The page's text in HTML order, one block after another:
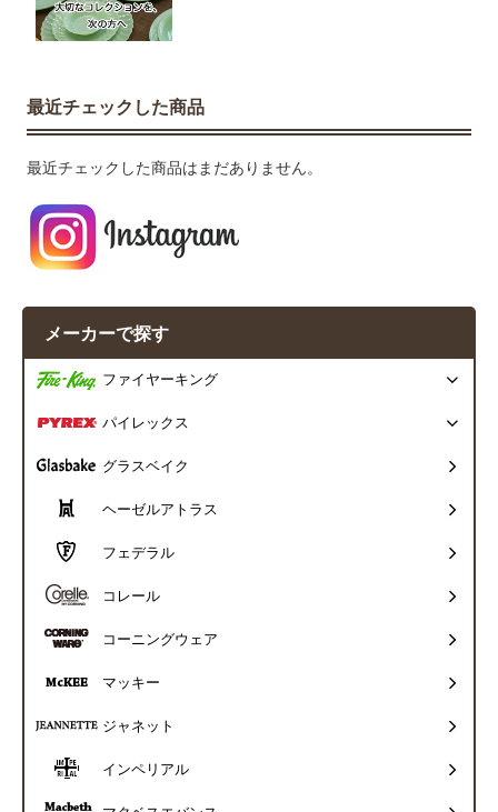
最近チェックした商品
最近チェックした商品はまだありません。
メーカーで探す
ファイヤーキング
パイレックス
グラスベイク
ヘーゼルアトラス
フェデラル
コレール
コーニングウェア
マッキー
ジャネット
インペリアル